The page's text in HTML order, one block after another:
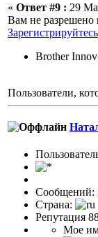
« Ответ #9 : 29
Вам не разрешено
Зарегистрируйтесь
Brother
Пользователи,
Сообщений:
Страна:
Репутация
Мое